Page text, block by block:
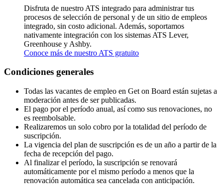
Disfruta de nuestro ATS integrado para administrar tus
procesos de selección de personal y de un sitio de empleos
integrado, sin costo adicional. Además, soportamos
nativamente integración con los sistemas ATS Lever,
Greenhouse y Ashby.
Conoce más de nuestro ATS gratuito
Condiciones generales
Todas las vacantes de empleo en Get on Board están sujetas a
moderación antes de ser publicadas.
El pago por el período anual, así como sus renovaciones, no
es reembolsable.
Realizaremos un solo cobro por la totalidad del período de
suscripción.
La vigencia del plan de suscripción es de un año a partir de la
fecha de recepción del pago.
Al finalizar el período, la suscripción se renovará
automáticamente por el mismo período a menos que la
renovación automática sea cancelada con anticipación.